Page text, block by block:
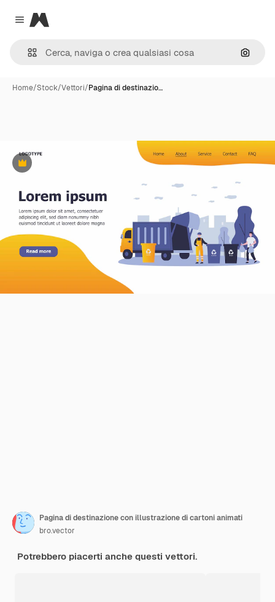
Close menu
Magnific
Cerca
Home/Stock/Vettori/Pagina di destinazio…
Premium
Pagina di destinazione con illustrazione di cartoni animati
bro.vector
Potrebbero piacerti anche questi vettori.